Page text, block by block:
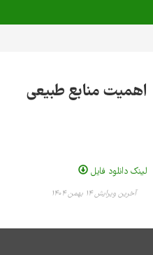
اهمیت منابع طبیعی
لینک دانلود فایل
آخرین ویرایش ۱۴ بهمن ۱۴۰۴